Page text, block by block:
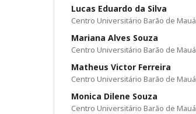
Lucas Eduardo da Silva
Centro Universitário Barão de Mauá
Mariana Alves Souza
Centro Universitário Barão de Mauá
Matheus Victor Ferreira
Centro Universitário Barão de Mauá
Monica Dilene Souza
Centro Universitário Barão de Mauá